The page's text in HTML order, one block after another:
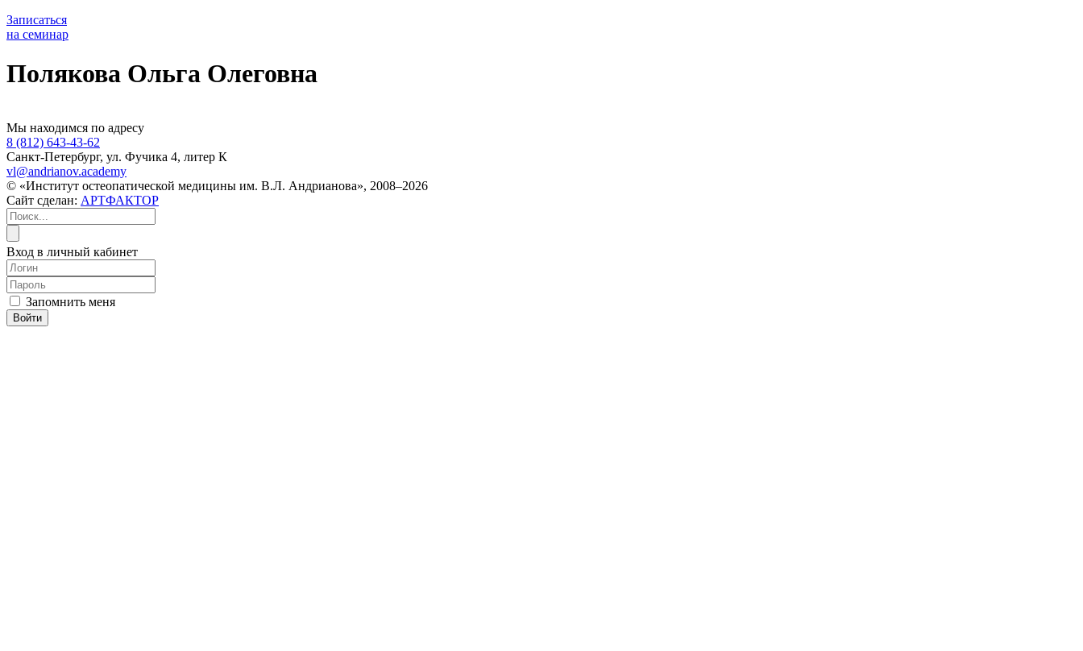
Записаться
на семинар
Полякова Ольга Олеговна
Мы находимся по адресу
8 (812) 643-43-62
Санкт-Петербург, ул. Фучика 4, литер К
vl@andrianov.academy
© «Институт остеопатической медицины им. В.Л. Андрианова», 2008–2026
Сайт сделан: АРТФАКТОР
Вход в личный кабинет
Запомнить меня